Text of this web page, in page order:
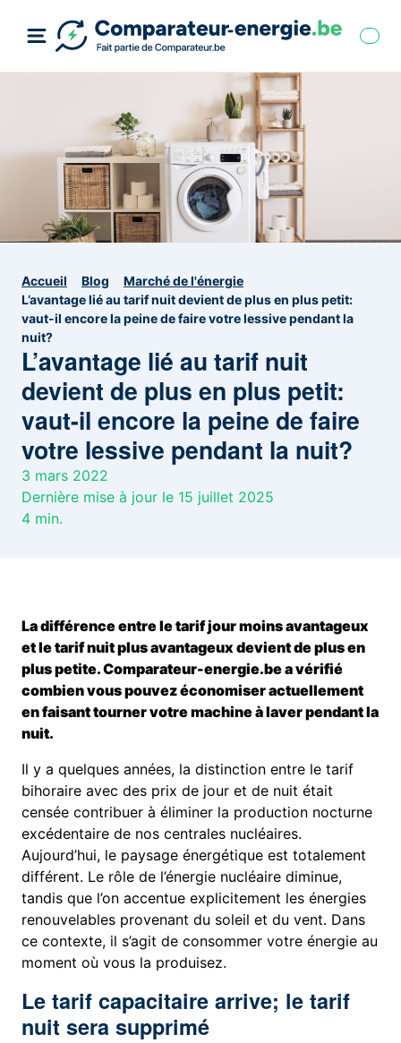
Accueil Blog
Marché de l'énergie
L’avantage lié au tarif nuit devient de plus en plus petit:
vaut-il encore la peine de faire votre lessive pendant la
nuit?
L’avantage lié au tarif nuit
devient de plus en plus petit:
vaut-il encore la peine de faire
votre lessive pendant la nuit?
3 mars 2022
Dernière mise à jour le 15 juillet 2025
4 min.
La différence entre le tarif jour moins avantageux
et le tarif nuit plus avantageux devient de plus en
plus petite. Comparateur-energie.be a vérifié
combien vous pouvez économiser actuellement
en faisant tourner votre machine à laver pendant la
nuit.
Il y a quelques années, la distinction entre le tarif
bihoraire avec des prix de jour et de nuit était
censée contribuer à éliminer la production nocturne
excédentaire de nos centrales nucléaires.
Aujourd’hui, le paysage énergétique est totalement
différent. Le rôle de l’énergie nucléaire diminue,
tandis que l’on accentue explicitement les énergies
renouvelables provenant du soleil et du vent. Dans
ce contexte, il s’agit de consommer votre énergie au
moment où vous la produisez.
Le tarif capacitaire arrive; le tarif
nuit sera supprimé